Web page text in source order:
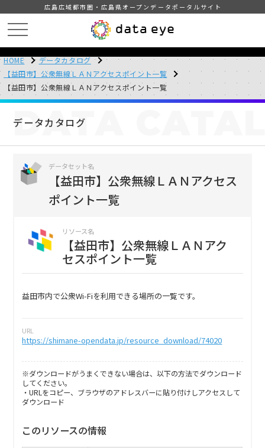
広島広域都市圏・広島県オープンデータポータルサイト
HOME
データカタログ
【益田市】公衆無線ＬＡＮアクセスポイント一覧
【益田市】公衆無線ＬＡＮアクセスポイント一覧
データカタログ
DATA
データセット名
【益田市】公衆無線ＬＡＮアクセス
ポイント一覧
リソース名
【益田市】公衆無線ＬＡＮアク
セスポイント一覧
益田市内で公衆Wi-Fiを利用できる場所の一覧です。
URL
https://shimane-opendata.jp/resource_download/74020
※ダウンロードがうまくできない場合は、以下の方法でダウンロード
してください。
・URLをコピー、ブラウザのアドレスバーに貼り付けしアクセスして
ダウンロード
このリソースの情報